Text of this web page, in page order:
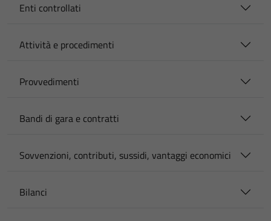
Enti controllati
Attività e procedimenti
Provvedimenti
Bandi di gara e contratti
Sovvenzioni, contributi, sussidi, vantaggi economici
Bilanci